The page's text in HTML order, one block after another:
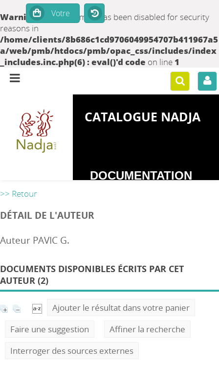
Warning: set_time_limit() has been disabled for security
reasons in
/home/clients/8b686c1cd9706049954707b411967a5
a/web/pmb/htdocs/pmb/opac_css/includes/index
_includes.inc.php(6) : eval()'d code on line 1
CATALOGUE NADJA
DOCUMENTATION
>> Retour
DÉTAIL DE L'AUTEUR
Auteur PAVIC G.
DOCUMENTS DISPONIBLES ÉCRITS PAR CET
AUTEUR (2)
Ajouter le résultat dans votre panier
Faire une suggestion
Affiner la recherche
Interroger des sources externes